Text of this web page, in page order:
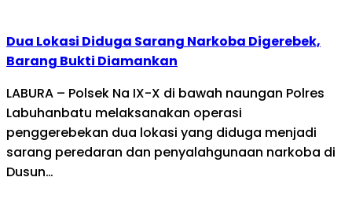
Dua Lokasi Diduga Sarang Narkoba Digerebek,
Barang Bukti Diamankan
LABURA – Polsek Na IX-X di bawah naungan Polres
Labuhanbatu melaksanakan operasi
penggerebekan dua lokasi yang diduga menjadi
sarang peredaran dan penyalahgunaan narkoba di
Dusun…